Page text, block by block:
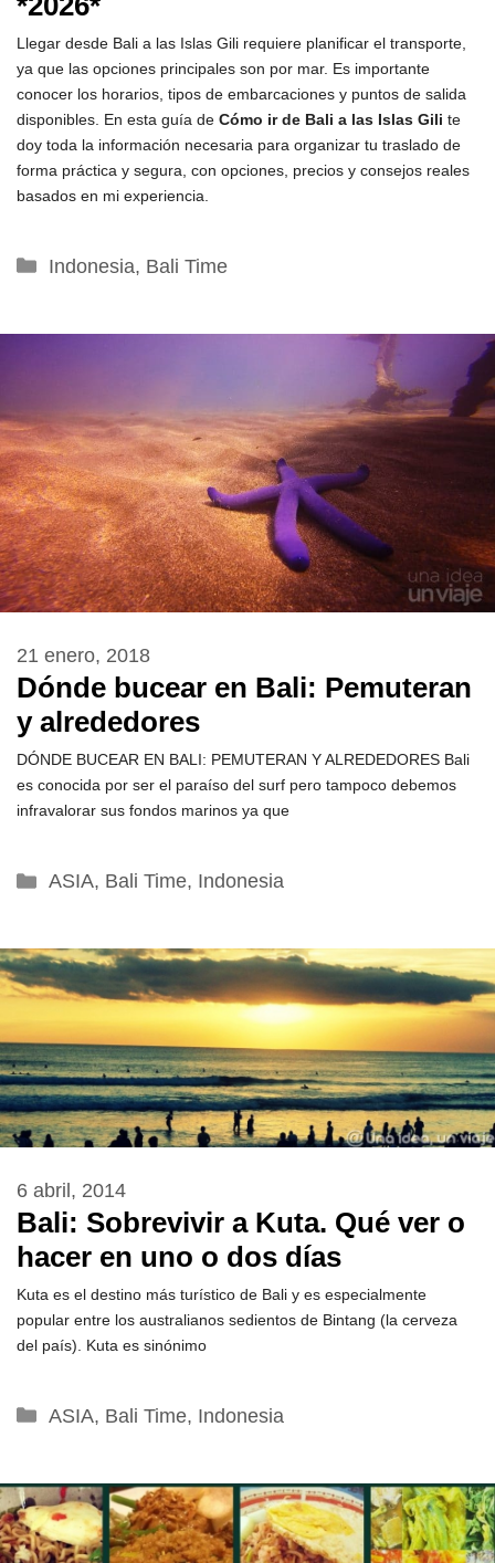
Llegar desde Bali a las Islas Gili requiere planificar el transporte,
ya que las opciones principales son por mar. Es importante
conocer los horarios, tipos de embarcaciones y puntos de salida
disponibles. En esta guía de Cómo ir de Bali a las Islas Gili te
doy toda la información necesaria para organizar tu traslado de
forma práctica y segura, con opciones, precios y consejos reales
basados en mi experiencia.
Categorías
Indonesia, Bali Time
Dónde bucear en Bali: Pemuteran
y alrededores
21 enero, 2018
DÓNDE BUCEAR EN BALI: PEMUTERAN Y ALREDEDORES Bali
es conocida por ser el paraíso del surf pero tampoco debemos
infravalorar sus fondos marinos ya que
Categorías
ASIA, Bali Time, Indonesia
Bali: Sobrevivir a Kuta. Qué ver o
hacer en uno o dos días
6 abril, 2014
Kuta es el destino más turístico de Bali y es especialmente
popular entre los australianos sedientos de Bintang (la cerveza
del país). Kuta es sinónimo
Categorías
ASIA, Bali Time, Indonesia